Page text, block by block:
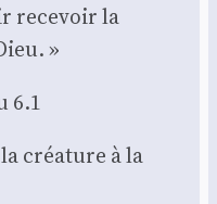
rece­voir la
»
6.1
créa­ture à la